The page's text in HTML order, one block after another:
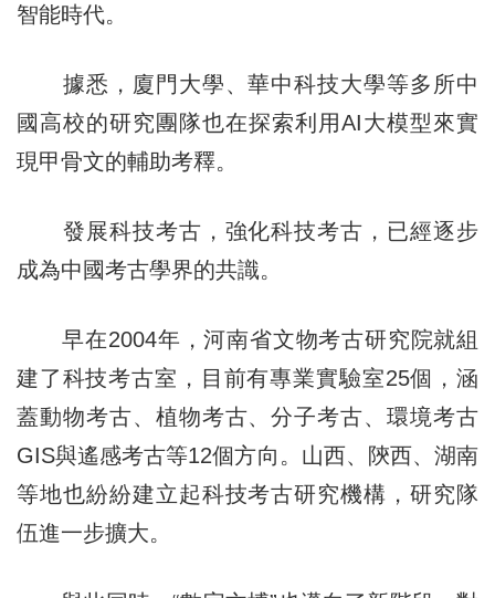
智能時代。
據悉，廈門大學、華中科技大學等多所中
國高校的研究團隊也在探索利用AI大模型來實
現甲骨文的輔助考釋。
發展科技考古，強化科技考古，已經逐步
成為中國考古學界的共識。
早在2004年，河南省文物考古研究院就組
建了科技考古室，目前有專業實驗室25個，涵
蓋動物考古、植物考古、分子考古、環境考古
GIS與遙感考古等12個方向。山西、陝西、湖南
等地也紛紛建立起科技考古研究機構，研究隊
伍進一步擴大。